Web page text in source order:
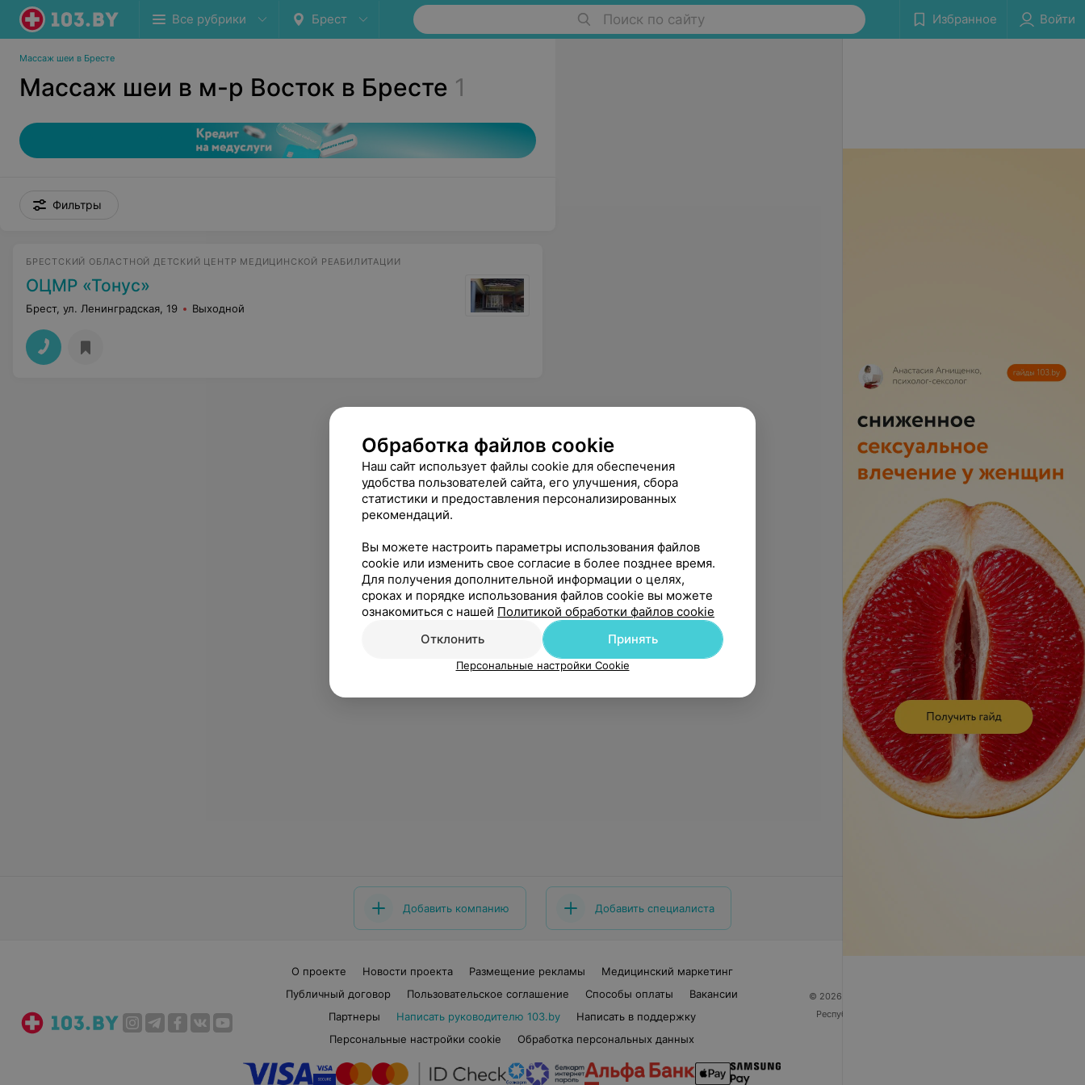
Все рубрики Брест Поиск по сайту Избранное Войти
Массаж шеи в Бресте
Массаж шеи в м-р Восток в Бресте 1
Фильтры
БРЕСТСКИЙ ОБЛАСТНОЙ ДЕТСКИЙ ЦЕНТР МЕДИЦИНСКОЙ РЕАБИЛИТАЦИИ
ОЦМР «Тонус»
Брест, ул. Ленинградская, 19 Выходной
Добавить компанию Добавить специалиста
О проекте Новости проекта Размещение рекламы
Медицинский маркетинг
Публичный договор
Пользовательское соглашение Способы оплаты
Вакансии
Партнеры
Написать руководителю 103.by
Написать в поддержку
Персональные настройки cookie
Обработка персональных данных
© 2026 ООО «Артокс Лаб», УНП 191700409
Республика Беларусь, г. Минск, улица Толбухина, 2,
Обработка файлов cookie
Наш сайт использует файлы cookie для обеспечения
удобства пользователей сайта, его улучшения, сбора
статистики и предоставления персонализированных
рекомендаций.
Вы можете настроить параметры использования файлов
cookie или изменить свое согласие в более позднее время.
Для получения дополнительной информации о целях,
сроках и порядке использования файлов cookie вы можете
ознакомиться с нашей Политикой обработки файлов cookie
Отклонить
Принять
Персональные настройки Cookie